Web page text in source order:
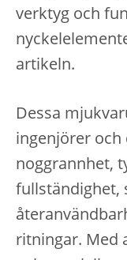
verktyg och
artikeln.
Dessa
ingenjörer och
noggrannhet,
fullständighet,
ritningar. Med